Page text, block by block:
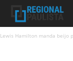
Lewis Hamilton manda beijo